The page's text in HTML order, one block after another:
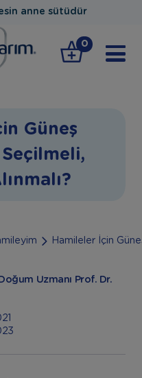
anne sütüdür
0
Güneş
Seçilmeli,
Hamileler İçin
Uzmanı Prof. Dr.